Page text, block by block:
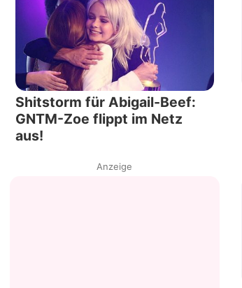
Shitstorm für Abigail-Beef:
GNTM-Zoe flippt im Netz
aus!
Anzeige